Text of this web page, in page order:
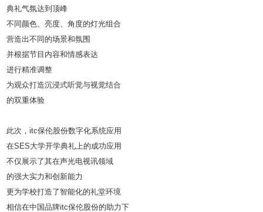
典礼气氛达到顶峰
不同颜色、亮度、角度的灯光组合
营造出不同的场景和氛围
并根据节目内容和情感表达
进行精准调整
为观众打造沉浸式听觉与视觉结合
的双重体验
此次，itc保伦股份数字化系统应用
在SES大学开学典礼上的成功应用
不仅展示了其在声光电视讯领域
的强大实力和创新能力
更为学校打造了智能化的礼堂环境
相信在中国品牌itc保伦股份的助力下